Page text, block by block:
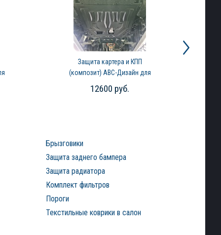
Защита картера и КПП
(композит) АВС-Дизайн для
Gac GS8 (2023-2026)
12600 руб.
Брызговики
Защита заднего бампера
Защита радиатора
Комплект фильтров
Пороги
Текстильные коврики в салон